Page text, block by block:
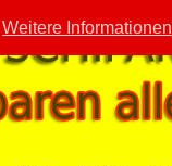
Weitere Informationen